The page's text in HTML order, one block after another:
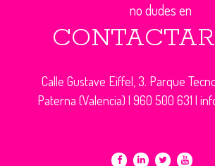
no dudes en
Calle Gustave Eiffel, 3. Parque
Paterna (Valencia) | 960 500 631 |